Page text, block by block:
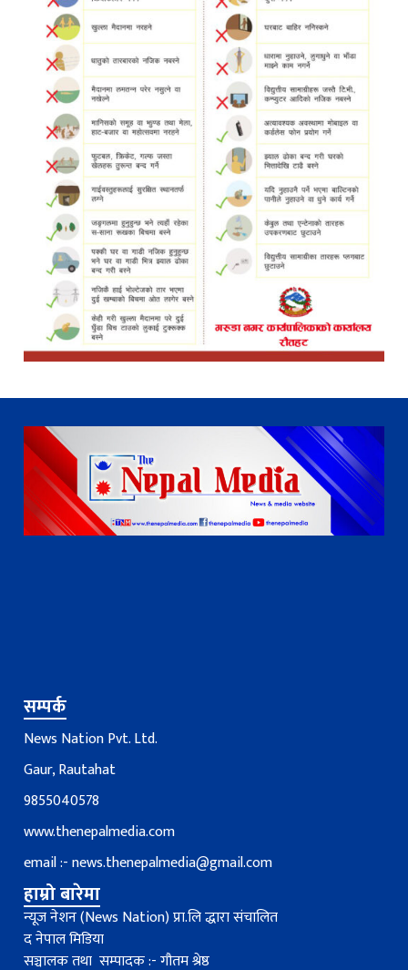
सम्पर्क
News Nation Pvt. Ltd.
Gaur, Rautahat
9855040578
www.thenepalmedia.com
email :-news.thenepalmedia@gmail.com
हाम्रो बारेमा
न्यूज नेशन (News Nation) प्रा.लि द्धारा संचालित
द नेपाल मिडिया
सञ्चालक तथा सम्पादक :- गौतम श्रेष्ठ